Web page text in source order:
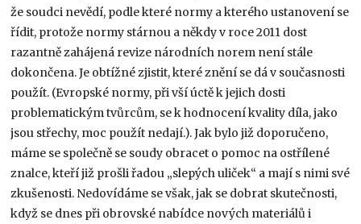
že soudci nevědí, podle které normy a kterého ustanovení se
řídit, protože normy stárnou a někdy v roce 2011 dost
razantně zahájená revize národních norem není stále
dokončena. Je obtížné zjistit, které znění se dá v současnosti
použít. (Evropské normy, při vší úctě k jejich dosti
problematickým tvůrcům, se k hodnocení kvality díla, jako
jsou střechy, moc použít nedají.). Jak bylo již doporučeno,
máme se společně se soudy obracet o pomoc na ostřílené
znalce, kteří již prošli řadou „slepých uliček“ a mají s nimi své
zkušenosti. Nedovídáme se však, jak se dobrat skutečnosti,
když se dnes při obrovské nabídce nových materiálů i